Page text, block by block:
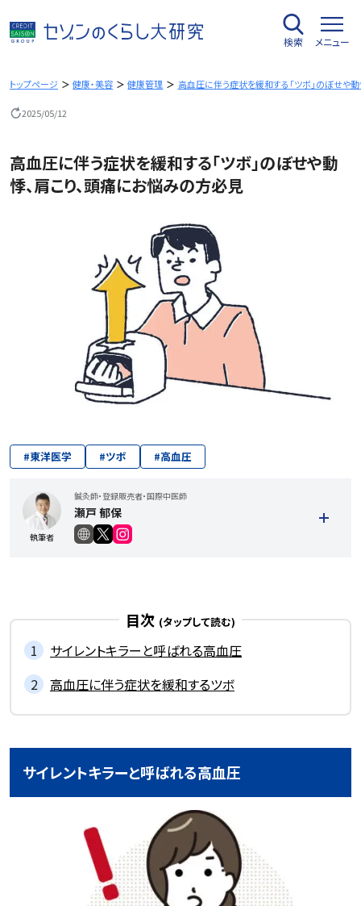
容
を
キ
検索 メニュー
トップページ 健康・美容 健康管理 高血圧に伴う症状を緩和する「ツボ」のぼせや
2025/05/12
高血圧に伴う症状を緩和する「ツボ」のぼせや動
悸、肩こり、頭痛にお悩みの方必見
#東洋医学 #ツボ #高血圧
執筆者
鍼灸師・登録販売者・国際中医師
瀬戸 郁保
記事一覧を見る
目次
サイレントキラーと呼ばれる高血圧
高血圧に伴う症状を緩和するツボ
サイレントキラーと呼ばれる高血圧